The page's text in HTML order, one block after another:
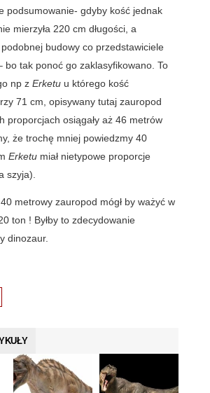
podsumowanie- gdyby kość jednak
mierzyła 220 cm długości, a
budowy co przedstawiciele
bo tak ponoć go zaklasyfikowano. To
np z Erketuu którego kość
71 cm, opisywany tutaj zauropod
proporcjach osiągały aż 46 metrów
że trochę mniej powiedzmy 40
Erketumiał nietypowe proporcje
szyja).
metrowy zauropod mógł by ważyć w
ton ! Byłby to zdecydowanie
dinozaur.